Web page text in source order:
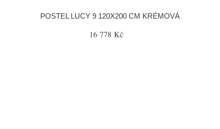
POSTEL LUCY 9 120X200 CM KRÉMOVÁ
16 778 Kč